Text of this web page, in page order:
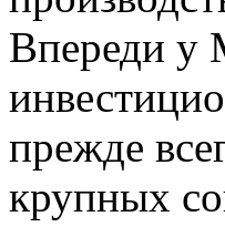
Впереди у
прежде
крупных